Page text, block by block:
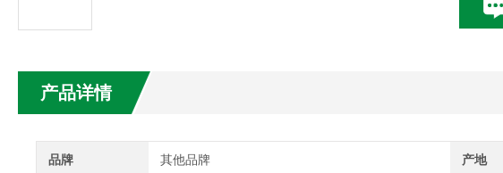
产品详情
品牌 其他品牌 产地